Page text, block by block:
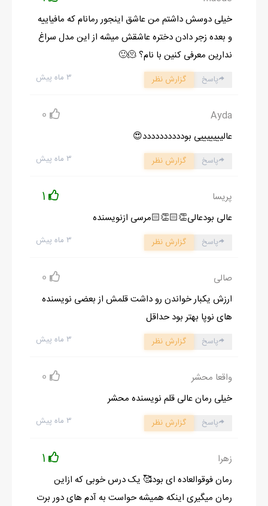
ادامه رمان در اپلیکیشن شروع مطالعه آنلاین رمان
خیلی دوسش داشتم من عاشق اینجور رمانام که مافیاییه
و بعده زجر دادن دختره عاشقش میشه از این مدل سراغ
ندارین معرفی کنین با نام؟ 🫠🙂
۳ ماه پیش پاسخ گزارش نظر
Ayda
0
عالیییییییی بودددددددددد😍
۳ ماه پیش پاسخ گزارش نظر
پریسا 1
عالی بودعالی👏🏻👏🏻مرسی ازنویسنده
۳ ماه پیش پاسخ گزارش نظر
صالی 0
ارزش یکبار خواندن رو داشت قلمش از بعضی نویسنده
های نوپا بهتر بود حداقل
۳ ماه پیش پاسخ گزارش نظر
واقعا محشر 0
خیلی رمان عالی قلم نویسنده محشر
۳ ماه پیش پاسخ گزارش نظر
زهرا 1
رمان فوقوالعاده ای بود🥰 یک درس خوبی که ازاین
رمان میگیری اینکه همیشه حواست به آدم های دور برت